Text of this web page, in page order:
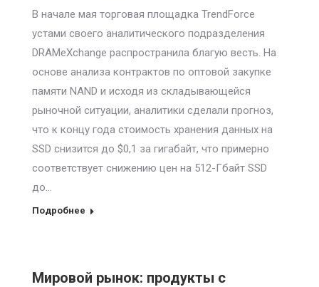
В начале мая торговая площадка TrendForce
устами своего аналитического подразделения
DRAMeXchange распространила благую весть. На
основе анализа контрактов по оптовой закупке
памяти NAND и исходя из складывающейся
рыночной ситуации, аналитики сделали прогноз,
что к концу года стоимость хранения данных на
SSD снизится до $0,1 за гигабайт, что примерно
соответствует снижению цен на 512-Гбайт SSD
до…
Подробнее
Мировой рынок: продукты с